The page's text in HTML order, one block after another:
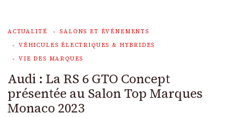
ACTUALITÉ
SALONS ET ÉVÉNEMENTS
VÉHICULES ÉLECTRIQUES & HYBRIDES
VIE DES MARQUES
Audi : La RS 6 GTO Concept
présentée au Salon Top Marques
Monaco 2023